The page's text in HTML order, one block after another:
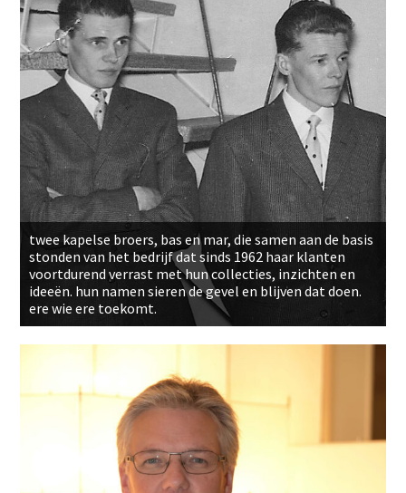
twee kapelse broers, bas en mar, die samen aan de basis
stonden van het bedrijf dat sinds 1962 haar klanten
voortdurend verrast met hun collecties, inzichten en
ideeën. hun namen sieren de gevel en blijven dat doen.
ere wie ere toekomt.